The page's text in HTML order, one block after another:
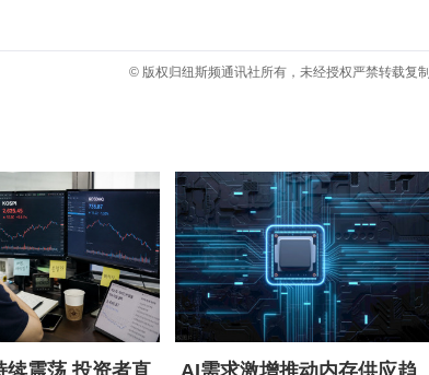
© 版权归纽斯频通讯社所有，未经授权严禁转载复制
续震荡 投资者直 AI需求激增推动内存供应趋